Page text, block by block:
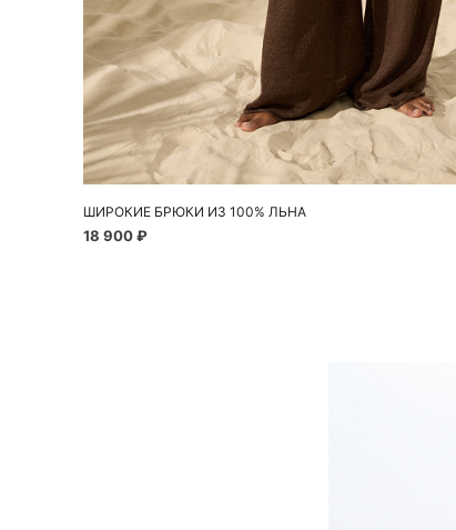
Добавить в корзину
XS S
ШИРОКИЕ БРЮКИ ИЗ 100% ЛЬНА
18 900 ₽